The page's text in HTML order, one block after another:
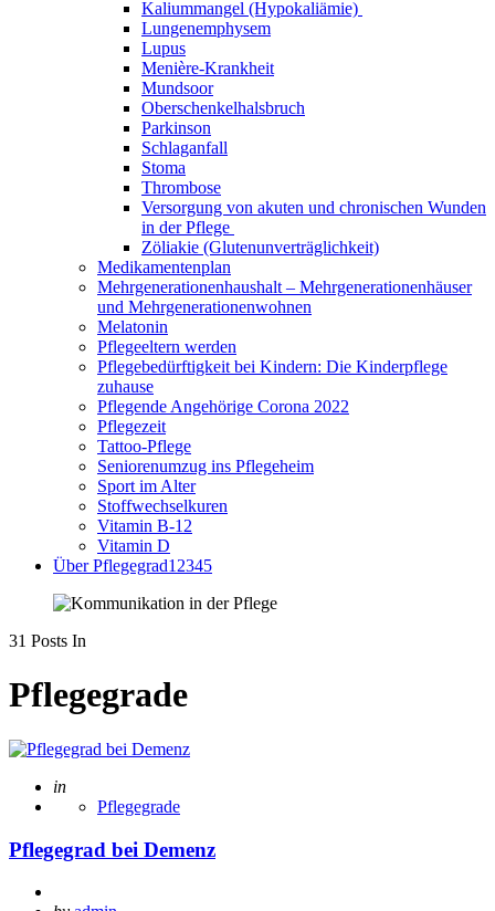
Kaliummangel (Hypokaliämie)
Lungenemphysem
Lupus
Menière-Krankheit
Mundsoor
Oberschenkelhalsbruch
Parkinson
Schlaganfall
Stoma
Thrombose
Versorgung von akuten und chronischen Wunden
in der Pflege
Zöliakie (Glutenunverträglichkeit)
Medikamentenplan
Mehrgenerationenhaushalt – Mehrgenerationenhäuser
und Mehrgenerationenwohnen
Melatonin
Pflegeeltern werden
Pflegebedürftigkeit bei Kindern: Die Kinderpflege
zuhause
Pflegende Angehörige Corona 2022
Pflegezeit
Tattoo-Pflege
Seniorenumzug ins Pflegeheim
Sport im Alter
Stoffwechselkuren
Vitamin B-12
Vitamin D
Über Pflegegrad12345
31 Posts In
Pflegegrade
Posted
in
Pflegegrade
Pflegegrad bei Demenz